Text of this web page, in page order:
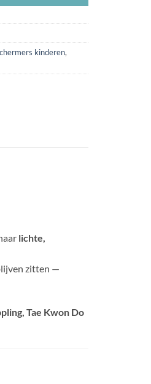
kinderen,
lichte,
zitten —
Tae Kwon Do